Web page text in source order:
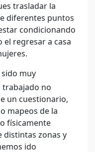
trasladar la
diferentes puntos
condicionando
el regresar a casa
sido muy
no
un cuestionario,
mapeos de la
físicamente
zonas y
ido